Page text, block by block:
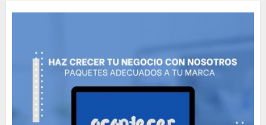
Thailand’s extraordinary
Valentino Goes
Fall 2018